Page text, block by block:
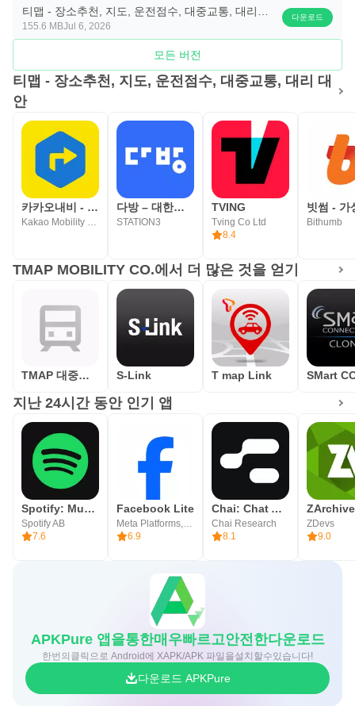
는 편이 좋습니다.
대중교통, 도보, 생활 이동 서비스
티맵 - 장소추천, 지도, 운전점수, 대중교통, 대리는 자동차
이동뿐 아니라 버스, 지하철, 도보 길찾기도 함께 제공합니
다. 차를 두고 이동해야 하는 날이나 도심에서 주차가 부담
스러운 일정에는 대중교통 경로를 확인하고, 역이나 정류장
에서 목적지까지 도보 길안내를 이어서 볼 수 있습니다. 한
앱 안에서 이동 수단을 바꾸어 살펴볼 수 있어 짧은 외출부
터 장거리 이동까지 대응 범위가 넓습니다.
대리운전, 주차, 렌터카, 바이크, 전기차 충전 같은 서비스 연
결도 이동 전후 상황을 줄여 줍니다. 회식 뒤 대리운전을 부
르거나 낯선 상권에서 주차장을 찾는 상황처럼 실제 생활에
서 자주 만나는 순간에 쓸 수 있습니다. 운전점수 기능은 자
동차 보험료 할인 혜택 확인과 연결되지만, 일부 사용자는
점수 반영이 민감하다고 느낄 수 있어 참고 지표로 보는 것
이 적절합니다.
티맵 - 장소추천, 지도, 운전점수, 대중교통, 대리 장
점 & 단점
티맵 - 장소추천, 지도, 운전점수, 대중교통, 대리는 이동 기
능을 폭넓게 묶은 앱이라 활용 범위가 넓습니다. 다만 메뉴
가 많고 최신 Android 요구 사항이 있어 사용 환경에 따라 체
감이 달라질 수 있습니다.
내비게이션, 대중교통, 주차 기능을 한곳에서 제공
실시간 교통 정보와 CCTV 확인 가능
장소 추천과 저장 그룹 활용이 편리함
음성 조작으로 주행 중 조작 부담 감소
단점
티맵 - 장소추천, 지도, 운전점수, 대중교통, 대리
11.4.1.3847
155.6 MBJul 6, 2026
다운로드
모든 버전
티맵 - 장소추천, 지도, 운전점수, 대중교통, 대리 대
안
카카오내비 - 주차,발렛,전기차충전,세차,보험,중고차 다방 – 대한민국 대표 부동산 앱
STATION3
TVING
Tving Co Ltd
8.4
Bithumb
TMAP MOBILITY CO.에서 더 많은 것을 얻기
TMAP 대중교통 - 버스, 지하철, 길찾기 S-Link T map Link
지난 24시간 동안 인기 앱
Spotify: Music and Podcasts
Spotify AB
7.6
Facebook Lite
6.9
Chai: Chat AI Platform
Chai Research
8.1
ZDevs
9.0
APKPure 앱을통한매우빠르고안전한다운로드
한번의클릭으로 Android에 XAPK/APK 파일을설치할수있습니다!
다운로드 APKPure